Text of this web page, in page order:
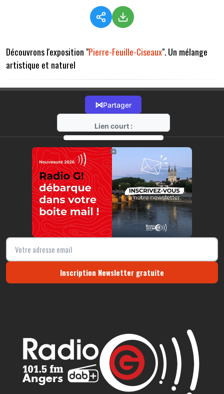
Découvrons l'exposition "Pierre-Feuille-Ciseaux". Un mélange
artistique et naturel
⋈Partager
Lien court :
https://radio-g.fr?21317
⧉
Inscription Newsletter gratuite